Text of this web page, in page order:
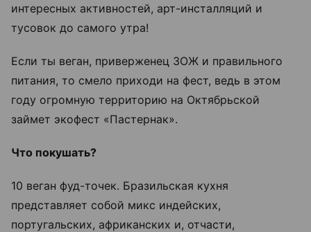
интересных активностей, арт-инсталляций и
тусовок до самого утра!
Если ты веган, приверженец ЗОЖ и правильного
питания, то смело приходи на фест, ведь в этом
году огромную территорию на Октябрьской
займет экофест «Пастернак».
Что покушать?
10 веган фуд-точек. Бразильская кухня
представляет собой микс индейских,
португальских, африканских и, отчасти,